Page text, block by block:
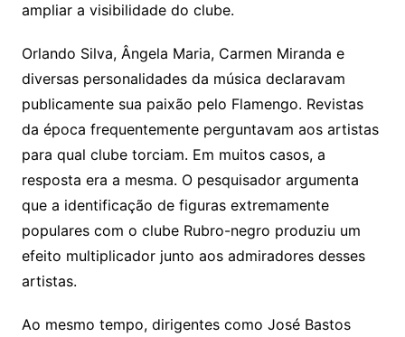
ampliar a visibilidade do clube.
Orlando Silva, Ângela Maria, Carmen Miranda e
diversas personalidades da música declaravam
publicamente sua paixão pelo Flamengo. Revistas
da época frequentemente perguntavam aos artistas
para qual clube torciam. Em muitos casos, a
resposta era a mesma. O pesquisador argumenta
que a identificação de figuras extremamente
populares com o clube Rubro-negro produziu um
efeito multiplicador junto aos admiradores desses
artistas.
Ao mesmo tempo, dirigentes como José Bastos